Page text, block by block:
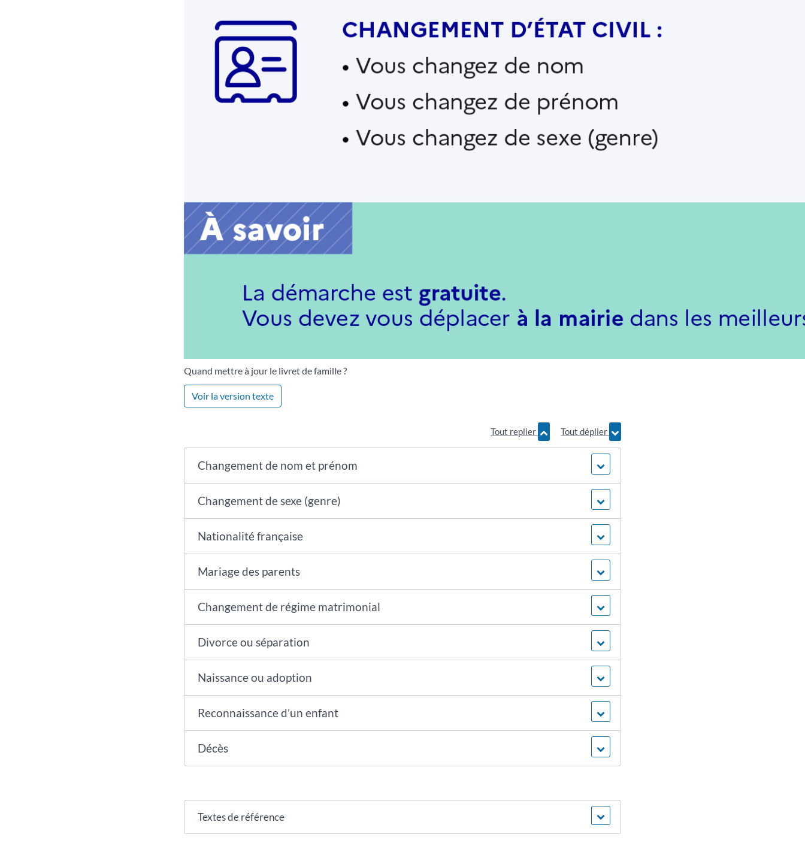
Quand mettre à jour le livret de famille ?
Voir la version texte
Tout replier Tout déplier
Changement de nom et prénom
Changement de sexe (genre)
Nationalité française
Mariage des parents
Changement de régime matrimonial
Divorce ou séparation
Naissance ou adoption
Reconnaissance d’un enfant
Décès
Textes de référence